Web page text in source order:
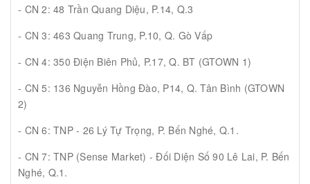
- CN 2: 48 Trần Quang Diệu, P.14, Q.3
- CN 3: 463 Quang Trung, P.10, Q. Gò Vấp
- CN 4: 350 Điện Biên Phủ, P.17, Q. BT (GTOWN 1)
- CN 5: 136 Nguyễn Hồng Đào, P14, Q. Tân Bình (GTOWN
2)
- CN 6: TNP - 26 Lý Tự Trọng, P. Bến Nghé, Q.1.
- CN 7: TNP (Sense Market) - Đối Diện Số 90 Lê Lai, P. Bến
Nghé, Q.1.